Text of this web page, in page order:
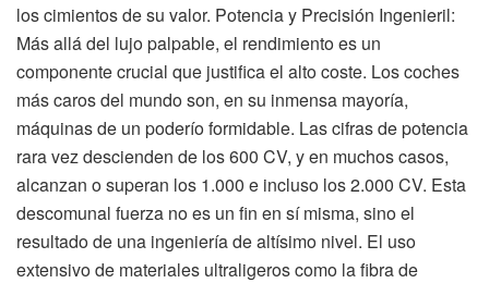
los cimientos de su valor. Potencia y Precisión Ingenieril:
Más allá del lujo palpable, el rendimiento es un
componente crucial que justifica el alto coste. Los coches
más caros del mundo son, en su inmensa mayoría,
máquinas de un poderío formidable. Las cifras de potencia
rara vez descienden de los 600 CV, y en muchos casos,
alcanzan o superan los 1.000 e incluso los 2.000 CV. Esta
descomunal fuerza no es un fin en sí misma, sino el
resultado de una ingeniería de altísimo nivel. El uso
extensivo de materiales ultraligeros como la fibra de